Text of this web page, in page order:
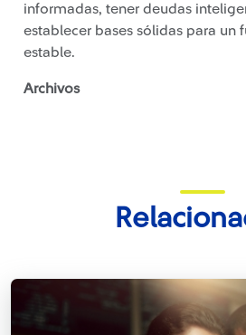
informadas, tener deudas
establecer bases sólidas para un
estable.
Archivos